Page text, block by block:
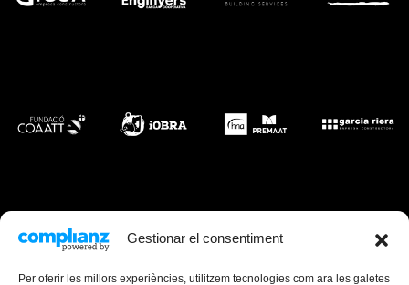
Gestionar el consentiment
Per oferir les millors experiències, utilitzem tecnologies com ara les galetes